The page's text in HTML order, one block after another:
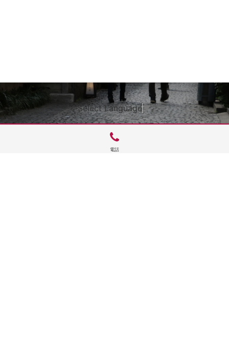
Select Language▼
電話